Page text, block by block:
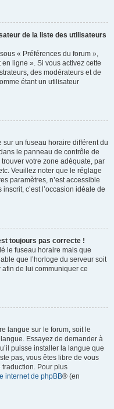
de la liste des utilisateurs
« Préférences du forum »,
ligne ». Si vous activez cette
des modérateurs et de
étant un utilisateur
sur un fuseau horaire différent du
le panneau de contrôle de
votre zone adéquate, par
Veuillez noter que le réglage
paramètres, n’est accessible
c’est l’occasion idéale de
toujours pas correcte !
le fuseau horaire mais que
que l’horloge du serveur soit
de lui communiquer ce
langue sur le forum, soit le
Essayez de demander à
puisse installer la langue que
pas, vous êtes libre de vous
Pour plus
internet de phpBB® (en